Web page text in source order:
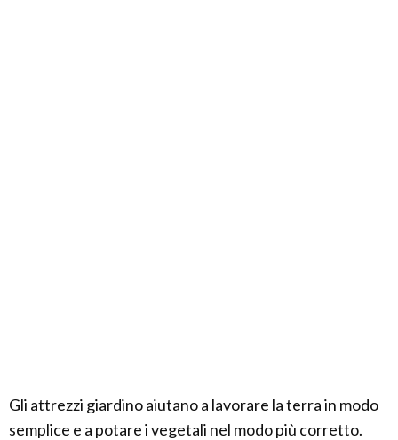
Gli attrezzi giardino aiutano a lavorare la terra in modo
semplice e a potare i vegetali nel modo più corretto.